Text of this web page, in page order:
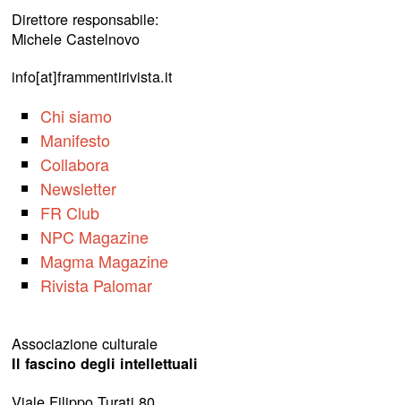
Direttore responsabile:
Michele Castelnovo
info[at]frammentirivista.it
Chi siamo
Manifesto
Collabora
Newsletter
FR Club
NPC Magazine
Magma Magazine
Rivista Palomar
Associazione culturale
Il fascino degli intellettuali